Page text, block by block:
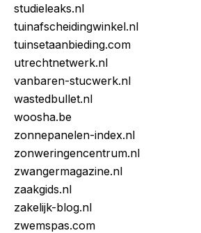
studieleaks.nl
tuinafscheidingwinkel.nl
tuinsetaanbieding.com
utrechtnetwerk.nl
vanbaren-stucwerk.nl
wastedbullet.nl
woosha.be
zonnepanelen-index.nl
zonweringencentrum.nl
zwangermagazine.nl
zaakgids.nl
zakelijk-blog.nl
zwemspas.com